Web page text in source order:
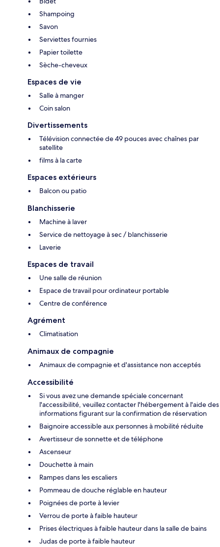
Shampoing
Savon
Serviettes fournies
Papier toilette
Sèche-cheveux
Espaces de vie
Salle à manger
Coin salon
Divertissements
Télévision connectée de 49 pouces avec chaînes par
satellite
films à la carte
Espaces extérieurs
Balcon ou patio
Blanchisserie
Machine à laver
Service de nettoyage à sec / blanchisserie
Laverie
Espaces de travail
Une salle de réunion
Espace de travail pour ordinateur portable
Centre de conférence
Agrément
Climatisation
Animaux de compagnie
Animaux de compagnie et d'assistance non acceptés
Accessibilité
Si vous avez une demande spéciale concernant
l'accessibilité, veuillez contacter l'hébergement à l'aide des
informations figurant sur la confirmation de réservation
Baignoire accessible aux personnes à mobilité réduite
Avertisseur de sonnette et de téléphone
Ascenseur
Douchette à main
Rampes dans les escaliers
Pommeau de douche réglable en hauteur
Poignées de porte à levier
Verrou de porte à faible hauteur
Prises électriques à faible hauteur dans la salle de bains
Judas de porte à faible hauteur